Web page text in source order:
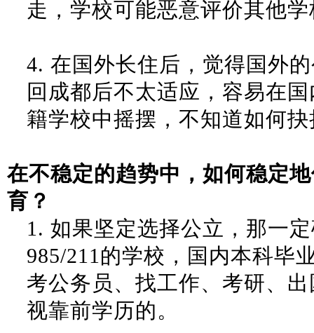
走，学校可能恶意评价其他
4. 在国外长住后，觉得国外
回成都后不太适应，容易在
籍学校中摇摆，不知道如何
在不稳定的趋势中，如何稳定
育？
1. 如果坚定选择公立，那一
985/211的学校，国内本科毕
考公务员、找工作、考研、
视靠前学历的。